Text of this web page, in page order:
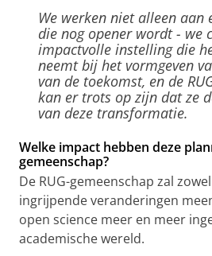
We werken niet alleen aan
die nog opener wordt - we
impactvolle instelling die
neemt bij het vormgeven
van de toekomst, en de
kan er trots op zijn dat ze
van deze transformatie.
Welke impact hebben deze
gemeenschap?
De RUG-gemeenschap zal
ingrijpende veranderingen
open science meer en meer
academische wereld.